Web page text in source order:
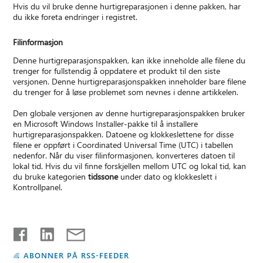
Hvis du vil bruke denne hurtigreparasjonen i denne pakken, har
du ikke foreta endringer i registret.
Filinformasjon
Denne hurtigreparasjonspakken, kan ikke inneholde alle filene du
trenger for fullstendig å oppdatere et produkt til den siste
versjonen. Denne hurtigreparasjonspakken inneholder bare filene
du trenger for å løse problemet som nevnes i denne artikkelen.
Den globale versjonen av denne hurtigreparasjonspakken bruker
en Microsoft Windows Installer-pakke til å installere
hurtigreparasjonspakken. Datoene og klokkeslettene for disse
filene er oppført i Coordinated Universal Time (UTC) i tabellen
nedenfor. Når du viser filinformasjonen, konverteres datoen til
lokal tid. Hvis du vil finne forskjellen mellom UTC og lokal tid, kan
du bruke kategorientidssoneunder dato og klokkeslett i
Kontrollpanel.
ABONNER PÅ RSS-FEEDER